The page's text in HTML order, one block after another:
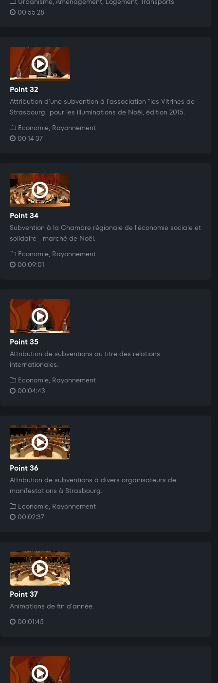
00:55:28
Point 32
Attribution d'une subvention à l'association "les Vitrines de
Strasbourg" pour les illuminations de Noël, édition 2015.
Economie, Rayonnement
00:14:37
Point 34
Subvention à la Chambre régionale de l'économie sociale et
solidaire - marché de Noël.
Economie, Rayonnement
00:09:01
Point 35
Attribution de subventions au titre des relations
internationales.
Economie, Rayonnement
00:04:43
Point 36
Attribution de subventions à divers organisateurs de
manifestations à Strasbourg.
Economie, Rayonnement
00:02:37
Point 37
Animations de fin d'année.
00:01:45